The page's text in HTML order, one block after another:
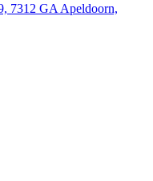
7312 GA Apeldoorn,